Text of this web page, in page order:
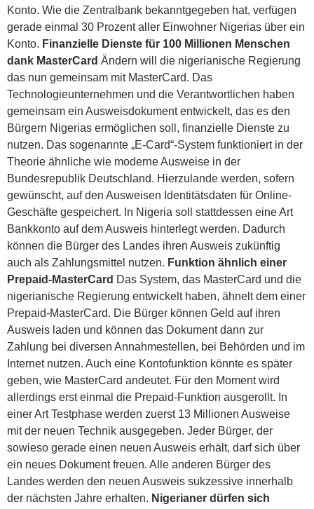
Konto. Wie die Zentralbank bekanntgegeben hat, verfügen
gerade einmal 30 Prozent aller Einwohner Nigerias über ein
Konto. Finanzielle Dienste für 100 Millionen Menschen
dank MasterCard Ändern will die nigerianische Regierung
das nun gemeinsam mit MasterCard. Das
Technologieunternehmen und die Verantwortlichen haben
gemeinsam ein Ausweisdokument entwickelt, das es den
Bürgern Nigerias ermöglichen soll, finanzielle Dienste zu
nutzen. Das sogenannte „E-Card“-System funktioniert in der
Theorie ähnliche wie moderne Ausweise in der
Bundesrepublik Deutschland. Hierzulande werden, sofern
gewünscht, auf den Ausweisen Identitätsdaten für Online-
Geschäfte gespeichert. In Nigeria soll stattdessen eine Art
Bankkonto auf dem Ausweis hinterlegt werden. Dadurch
können die Bürger des Landes ihren Ausweis zukünftig
auch als Zahlungsmittel nutzen. Funktion ähnlich einer
Prepaid-MasterCard Das System, das MasterCard und die
nigerianische Regierung entwickelt haben, ähnelt dem einer
Prepaid-MasterCard. Die Bürger können Geld auf ihren
Ausweis laden und können das Dokument dann zur
Zahlung bei diversen Annahmestellen, bei Behörden und im
Internet nutzen. Auch eine Kontofunktion könnte es später
geben, wie MasterCard andeutet. Für den Moment wird
allerdings erst einmal die Prepaid-Funktion ausgerollt. In
einer Art Testphase werden zuerst 13 Millionen Ausweise
mit der neuen Technik ausgegeben. Jeder Bürger, der
sowieso gerade einen neuen Ausweis erhält, darf sich über
ein neues Dokument freuen. Alle anderen Bürger des
Landes werden den neuen Ausweis sukzessive innerhalb
der nächsten Jahre erhalten. Nigerianer dürfen sich